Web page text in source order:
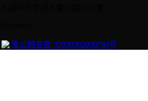
鲁公网安备 37030302000793号